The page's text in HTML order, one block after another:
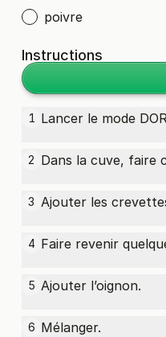
poivre
Instructions
1 Lancer le mode
2 Dans la cuve, faire
3 Ajouter les
4 Faire revenir
5 Ajouter l’oignon.
6 Mélanger.